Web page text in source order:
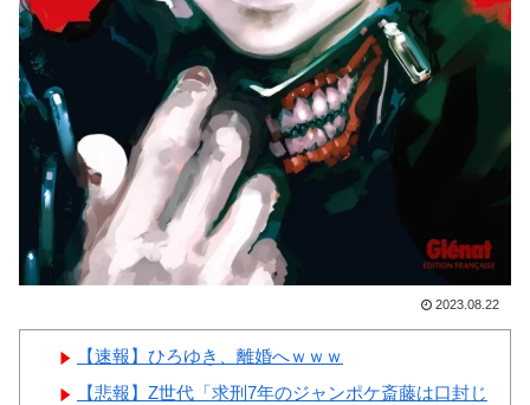
撃
【画像】顔100点、体30点の
女ｗｗｗ
Powered by livedoor 相互RSS
がある」「国民や国が築いた国
格をサッカー選手が足で蹴り飛
ばすね」
韓国人「日本の柴犬くん散歩
中の暑さに耐えられなかった結
果」
界の勢力図を変えたと言われる
作品がこちら…」→「こういう
国の反応
韓国人「韓国サッカー協会関
2023.08.22
【速報】ひろゆき、離婚へｗｗｗ
【悲報】Z世代「求刑7年のジャンポケ斎藤は口封じ